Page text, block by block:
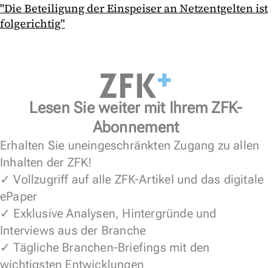
"Die Beteiligung der Einspeiser an Netzentgelten ist
folgerichtig"
Lesen Sie weiter mit Ihrem ZFK-
Abonnement
Erhalten Sie uneingeschränkten Zugang zu allen
Inhalten der ZFK!
✓ Vollzugriff auf alle ZFK-Artikel und das digitale
ePaper
✓ Exklusive Analysen, Hintergründe und
Interviews aus der Branche
✓ Tägliche Branchen-Briefings mit den
wichtigsten Entwicklungen